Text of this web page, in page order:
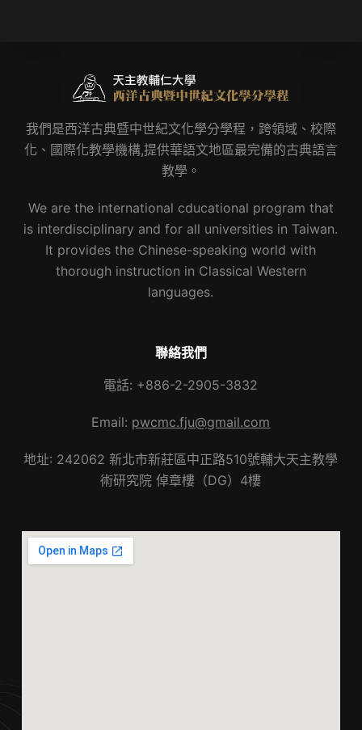
我們是西洋古典暨中世紀文化學分學程，跨領域、校際
化、國際化教學機構,提供華語文地區最完備的古典語言
教學。
We are the international cducational program that
is interdisciplinary and for all universities in Taiwan.
It provides the Chinese-speaking world with
thorough instruction in Classical Western
languages.
聯絡我們
電話: +886-2-2905-3832
Email: pwcmc.fju@gmail.com
地址: 242062 新北市新莊區中正路510號輔大天主教學
術研究院 倬章樓（DG）4樓